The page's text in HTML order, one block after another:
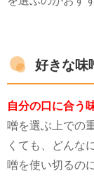
好きな味
自分の口に合う
噌を選ぶ上での
くても、どんな
噌を使い切るの